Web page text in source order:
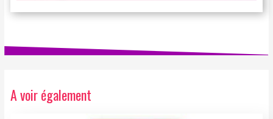
A voir également